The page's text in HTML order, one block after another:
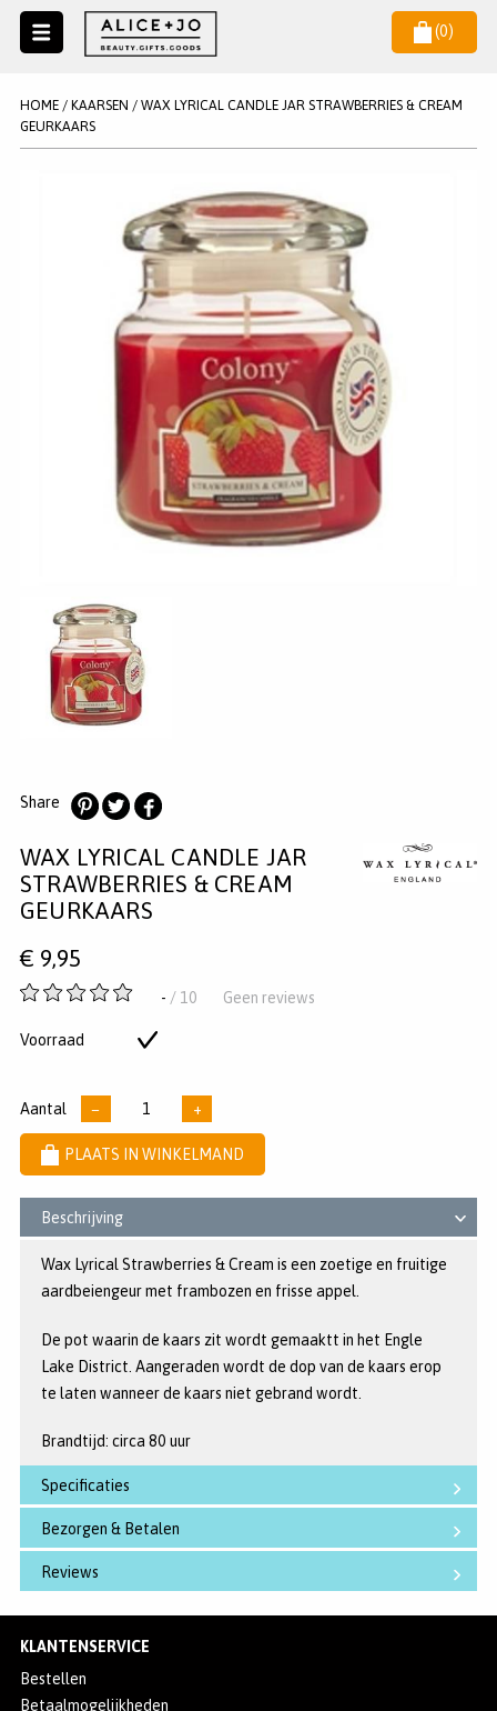
(0)
SALE
MAKE UP ACCESSOIRES
REGISTREREN
HELP
KLANTENSERVICE
HOME/ KAARSEN / WAX LYRICAL CANDLE JAR STRAWBERRIES & CREAM
GEURKAARS
Share
op
Pinterest
op
Twitter
op
Facebook
WAX LYRICAL CANDLE JAR
STRAWBERRIES & CREAM
GEURKAARS
€ 9,95
-
5
- / 10 Geen reviews
Voorraad
Aantal − +
PLAATS IN WINKELMAND
Beschrijving
Wax Lyrical Strawberries & Cream is een zoetige en fruitige
aardbeiengeur met frambozen en frisse appel.
De pot waarin de kaars zit wordt gemaaktt in het Engle
Lake District. Aangeraden wordt de dop van de kaars erop
te laten wanneer de kaars niet gebrand wordt.
Brandtijd: circa 80 uur
Specificaties
Bezorgen & Betalen
Reviews
NIEUWSBRIEF
Wil je als eerste op de hoogste zijn van het laatste nieuws en
AANMELDEN
KLANTENSERVICE
Bestellen
Betaalmogelijkheden